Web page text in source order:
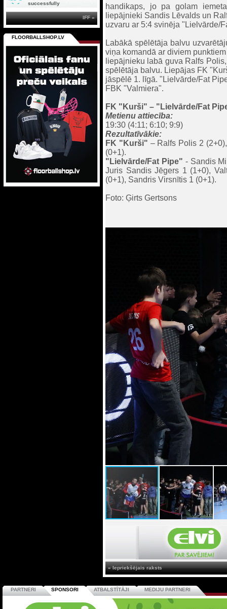
handikaps, jo pa golam
liepājnieki Sandis Lēvalds un
uzvaru ar 5:4 svinēja "Lielvārde/
Labākā spēlētāja balvu
viņa komandā ar diviem
liepājnieku labā guva Ralfs
spēlētāja balvu. Liepājas FK
jāspēlē 1. līgā. "Lielvārde/Fat
FBK "Valmiera".
FK "Kurši" – "Lielvārde/Fat
Metienu attiecība:
19:30 (4:11; 6:10; 9:9)
Rezultatīvākie:
FK "Kurši" – Ralfs Polis 2
(0+1).
"Lielvārde/Fat Pipe" - Sandis
Juris Sandis Jēgers 1 (1+0),
(0+1), Sandris Virsnītis 1 (0+1).
Foto: Ģirts Gertsons
« Iepriekšējais raksts
successfully
IFF »
FLOORBALLSHOP.LV
PARTNERI SPONSORI ATBALSTĪTĀJI MEDIJU PARTNERI